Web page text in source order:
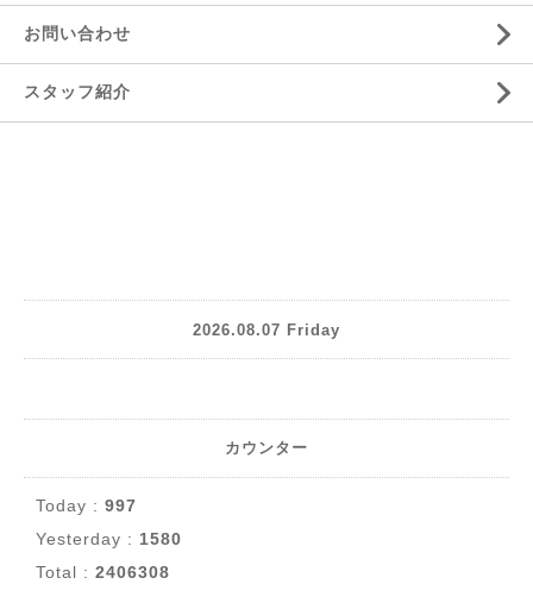
お問い合わせ
スタッフ紹介
2026.08.07 Friday
カウンター
Today : 997
Yesterday : 1580
Total : 2406308